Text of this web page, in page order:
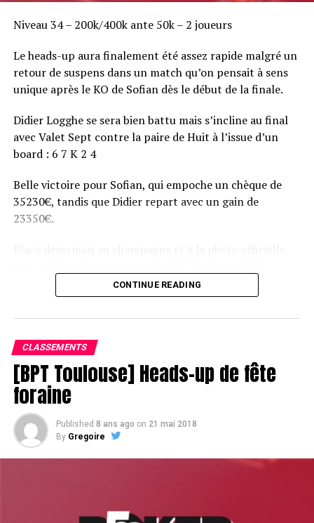
Niveau 34 – 200k/400k ante 50k – 2 joueurs
Le heads-up aura finalement été assez rapide malgré un
retour de suspens dans un match qu’on pensait à sens
unique après le KO de Sofian dès le début de la finale.
Didier Logghe se sera bien battu mais s’incline au final
avec Valet Sept contre la paire de Huit à l’issue d’un
board : 6 7 K 2 4
Belle victoire pour Sofian, qui empoche un chèque de
35230€, tandis que Didier repart avec un gain de
23350€.
CONTINUE READING
CLASSEMENTS
[BPT Toulouse] Heads-up de fête
foraine
Published 8 ans ago on 21 mai 2018
By Gregoire